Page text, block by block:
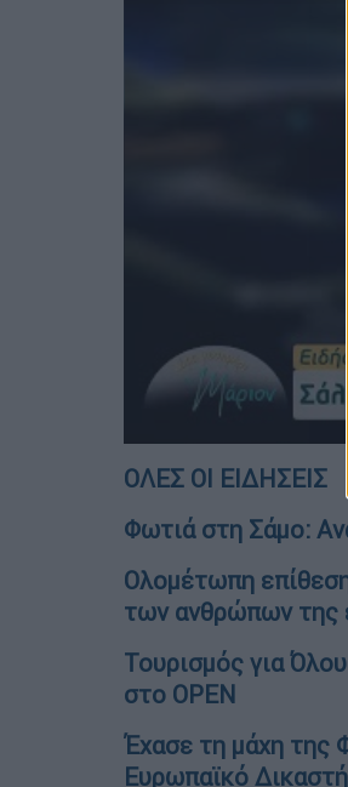
ΟΛΕΣ ΟΙ ΕΙΔΗΣΕΙΣ
Φωτιά στη Σάμο:
Ολομέτωπη
των ανθρώπων της
Τουρισμός για
στο OPEN
Έχασε τη μάχη της
Ευρωπαϊκό